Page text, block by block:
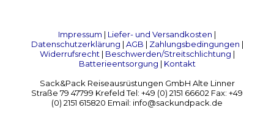
Impressum | Liefer- und Versandkosten |
Datenschutzerklärung | AGB | Zahlungsbedingungen |
Widerrufsrecht| Beschwerden/Streitschlichtung |
Batterieentsorgung | Kontakt
Sack&Pack Reiseausrüstungen GmbH Alte Linner
Straße 79 47799 Krefeld Tel: +49 (0) 2151 66602 Fax: +49
(0) 2151 615820 Email: info@sackundpack.de